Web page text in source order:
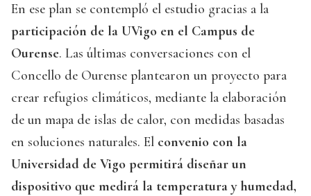
En ese plan se contempló el estudio gracias a la
participación de la UVigo en el Campus de
Ourense. Las últimas conversaciones con el
Concello de Ourense plantearon un proyecto para
crear refugios climáticos, mediante la elaboración
de un mapa de islas de calor, con medidas basadas
en soluciones naturales. El convenio con la
Universidad de Vigo permitirá diseñar un
dispositivo que medirá la temperatura y humedad,